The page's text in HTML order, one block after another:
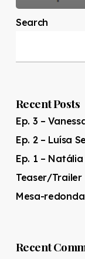
Search
Recent Posts
Ep. 3 –
Ep. 2 – Luísa
Ep. 1 –
Teaser/Trailer
Mesa-
Recent